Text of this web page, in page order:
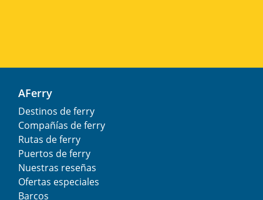
AFerry
Destinos de ferry
Compañías de ferry
Rutas de ferry
Puertos de ferry
Nuestras reseñas
Ofertas especiales
Barcos